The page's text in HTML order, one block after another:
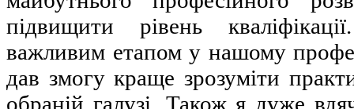
підвищити рівень
важливим етапом у нашому
дав змогу краще зрозуміти
обраній галузі. Також я дуже